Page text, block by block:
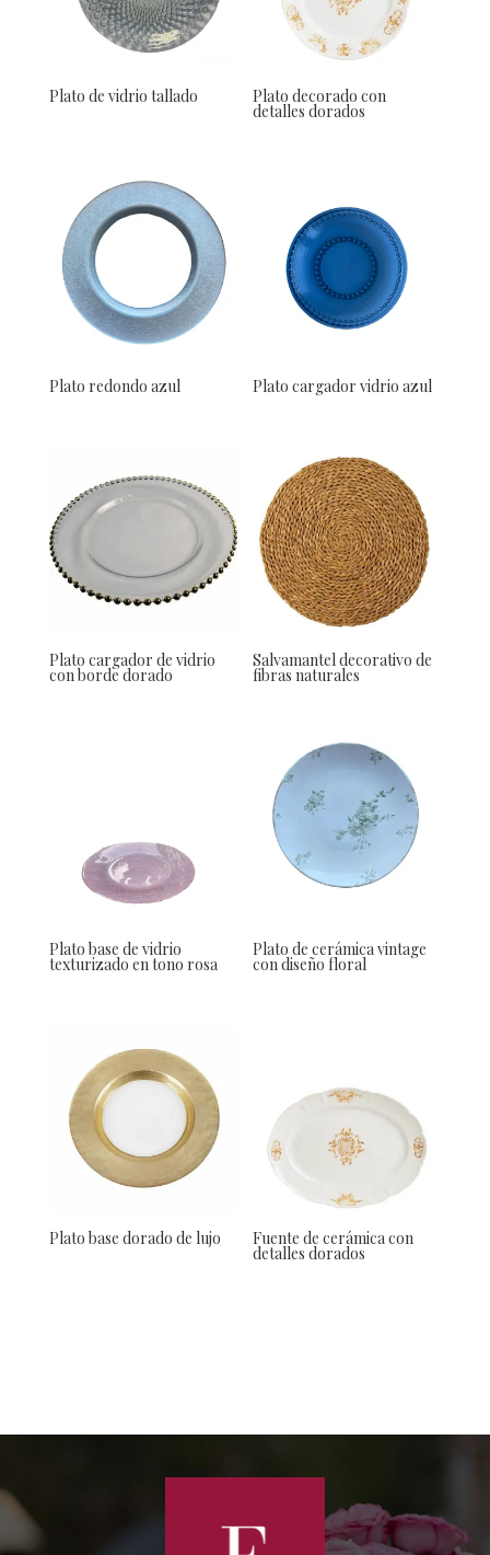
Plato de vidrio tallado Plato decorado con
detalles dorados
Plato redondo azul Plato cargador vidrio azul
Plato cargador de vidrio
con borde dorado
Salvamantel decorativo de
fibras naturales
Plato base de vidrio
texturizado en tono rosa
Plato de cerámica vintage
con diseño floral
Plato base dorado de lujo Fuente de cerámica con
detalles dorados